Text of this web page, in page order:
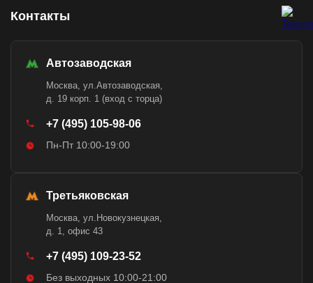
Контакты
Автозаводская
Москва, ул.Автозаводская,
д. 19 корп. 1 (вход с торца)
+7 (495) 105-98-06
Пн-Пт 10:00-19:00
Третьяковская
Москва, ул.Новокузнецкая,
д. 1, офис 43
+7 (495) 109-23-52
Без выходных 10:00-21:00